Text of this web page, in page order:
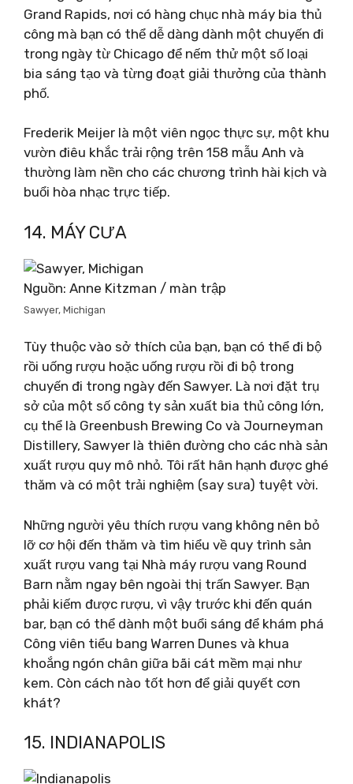
Grand Rapids, nơi có hàng chục nhà máy bia thủ
công mà bạn có thể dễ dàng dành một chuyến đi
trong ngày từ Chicago để nếm thử một số loại
bia sáng tạo và từng đoạt giải thưởng của thành
phố.
Frederik Meijer là một viên ngọc thực sự, một khu
vườn điêu khắc trải rộng trên 158 mẫu Anh và
thường làm nền cho các chương trình hài kịch và
buổi hòa nhạc trực tiếp.
14. MÁY CƯA
Nguồn: Anne Kitzman / màn trập
Sawyer, Michigan
Tùy thuộc vào sở thích của bạn, bạn có thể đi bộ
rồi uống rượu hoặc uống rượu rồi đi bộ trong
chuyến đi trong ngày đến Sawyer. Là nơi đặt trụ
sở của một số công ty sản xuất bia thủ công lớn,
cụ thể là Greenbush Brewing Co và Journeyman
Distillery, Sawyer là thiên đường cho các nhà sản
xuất rượu quy mô nhỏ. Tôi rất hân hạnh được ghé
thăm và có một trải nghiệm (say sưa) tuyệt vời.
Những người yêu thích rượu vang không nên bỏ
lỡ cơ hội đến thăm và tìm hiểu về quy trình sản
xuất rượu vang tại Nhà máy rượu vang Round
Barn nằm ngay bên ngoài thị trấn Sawyer. Bạn
phải kiếm được rượu, vì vậy trước khi đến quán
bar, bạn có thể dành một buổi sáng để khám phá
Công viên tiểu bang Warren Dunes và khua
khoắng ngón chân giữa bãi cát mềm mại như
kem. Còn cách nào tốt hơn để giải quyết cơn
khát?
15. INDIANAPOLIS